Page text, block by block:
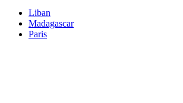
Liban
Madagascar
Paris